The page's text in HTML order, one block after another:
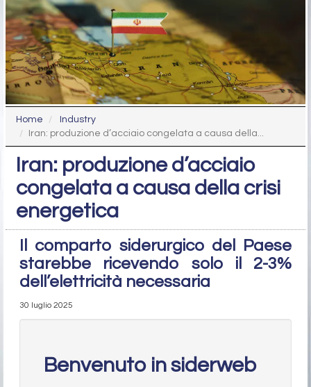
Home
Industry
Iran: produzione d’acciaio congelata a causa della...
Iran: produzione d’acciaio
congelata a causa della crisi
energetica
Il comparto siderurgico del Paese
starebbe ricevendo solo il 2-3%
dell’elettricità necessaria
30 luglio 2025
Benvenuto in siderweb